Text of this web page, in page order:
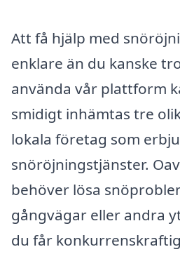
Att få hjälp med
enklare än du kanske
använda vår plattform
smidigt inhämtas tre
lokala företag som
snöröjningstjänster.
behöver lösa
gångvägar eller andra
du får